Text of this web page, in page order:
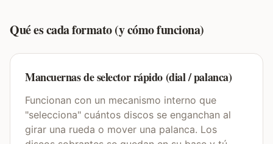
Qué es cada formato (y cómo funciona)
Mancuernas de selector rápido (dial / palanca)
Funcionan con un mecanismo interno que
"selecciona" cuántos discos se enganchan al
girar una rueda o mover una palanca. Los